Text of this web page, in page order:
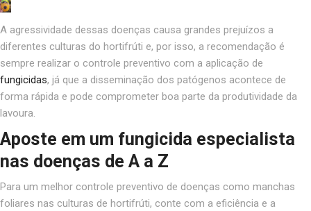
A agressividade dessas doenças causa grandes prejuízos a
diferentes culturas do hortifrúti e, por isso, a recomendação é
sempre realizar o controle preventivo com a aplicação de
fungicidas, já que a disseminação dos patógenos acontece de
forma rápida e pode comprometer boa parte da produtividade da
lavoura.
Aposte em um fungicida especialista
nas doenças de A a Z
Para um melhor controle preventivo de doenças como manchas
foliares nas culturas de hortifrúti, conte com a eficiência e a